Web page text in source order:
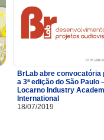
BrLab abre convocatória
a 3ª edição do São Paulo
Locarno Industry
International
18/07/2019